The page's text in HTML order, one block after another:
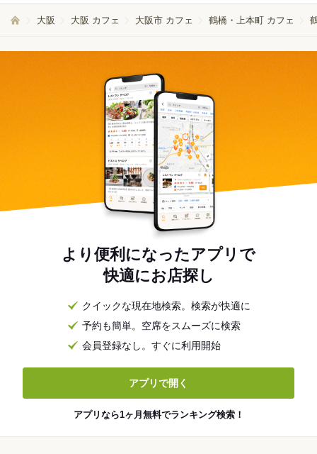
大阪 大阪 カフェ 大阪市 カフェ 鶴橋・上本町 カフェ
より便利になったアプリで
快適にお店探し
クイックな現在地検索。検索が快適に
予約も簡単。空席をスムーズに検索
会員登録なし。すぐに利用開始
アプリで開く
アプリなら1ヶ月無料でランキング検索！